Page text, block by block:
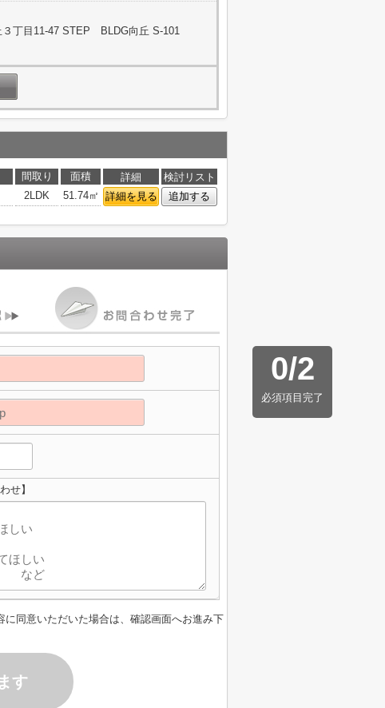
３丁目11-47 STEP BLDG向丘 S-101
間取り 面積 詳細
検討リスト
2LDK 51.74㎡ 詳細を見る 追加する
0/2
必須項目完了
せ】
に同意いただいた場合は、確認画面へお進み下
す